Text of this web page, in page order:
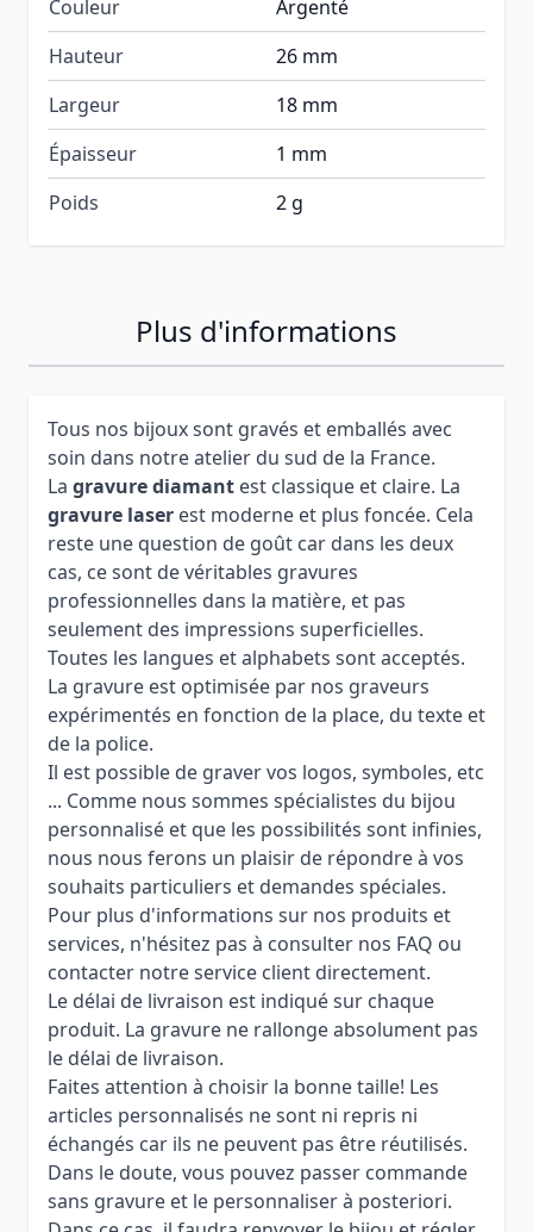
Couleur
Argenté
Hauteur
26 mm
Largeur
18 mm
Épaisseur
1 mm
Poids
2 g
Plus d'informations
Tous nos bijoux sont gravés et emballés avec
soin dans notre atelier du sud de la France.
La gravure diamant est classique et claire. La
gravure laser est moderne et plus foncée. Cela
reste une question de goût car dans les deux
cas, ce sont de véritables gravures
professionnelles dans la matière, et pas
seulement des impressions superficielles.
Toutes les langues et alphabets sont acceptés.
La gravure est optimisée par nos graveurs
expérimentés en fonction de la place, du texte et
de la police.
Il est possible de graver vos logos, symboles, etc
... Comme nous sommes spécialistes du bijou
personnalisé et que les possibilités sont infinies,
nous nous ferons un plaisir de répondre à vos
souhaits particuliers et demandes spéciales.
Pour plus d'informations sur nos produits et
services, n'hésitez pas à consulter nos FAQ ou
contacter notre service client directement.
Le délai de livraison est indiqué sur chaque
produit. La gravure ne rallonge absolument pas
le délai de livraison.
Faites attention à choisir la bonne taille! Les
articles personnalisés ne sont ni repris ni
échangés car ils ne peuvent pas être réutilisés.
Dans le doute, vous pouvez passer commande
sans gravure et le personnaliser à posteriori.